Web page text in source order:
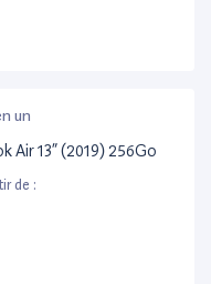
un
Air 13” (2019) 256Go
de :